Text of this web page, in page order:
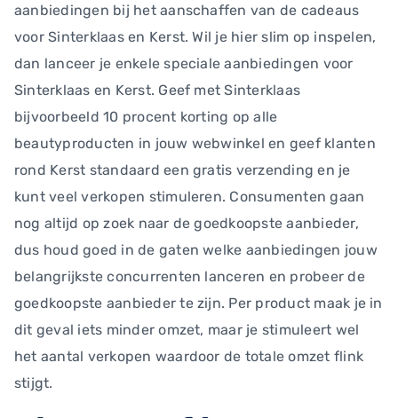
aanbiedingen bij het aanschaffen van de cadeaus
voor Sinterklaas en Kerst. Wil je hier slim op inspelen,
dan lanceer je enkele speciale aanbiedingen voor
Sinterklaas en Kerst. Geef met Sinterklaas
bijvoorbeeld 10 procent korting op alle
beautyproducten in jouw webwinkel en geef klanten
rond Kerst standaard een gratis verzending en je
kunt veel verkopen stimuleren. Consumenten gaan
nog altijd op zoek naar de goedkoopste aanbieder,
dus houd goed in de gaten welke aanbiedingen jouw
belangrijkste concurrenten lanceren en probeer de
goedkoopste aanbieder te zijn. Per product maak je in
dit geval iets minder omzet, maar je stimuleert wel
het aantal verkopen waardoor de totale omzet flink
stijgt.